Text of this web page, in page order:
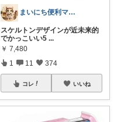
まいにち便利マーケット
スケルトンデザインが近未来的
でかっこいい5 ...
￥ 7,480
1 11 374
コレ いいね